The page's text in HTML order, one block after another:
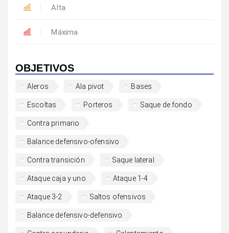
Alta
Máxima
OBJETIVOS
Aleros Ala pivot Bases
Escoltas Porteros Saque de fondo
Contra primario
Balance defensivo-ofensivo
Contra transición Saque lateral
Ataque caja y uno Ataque 1-4
Ataque 3-2 Saltos ofensivos
Balance defensivo-defensivo